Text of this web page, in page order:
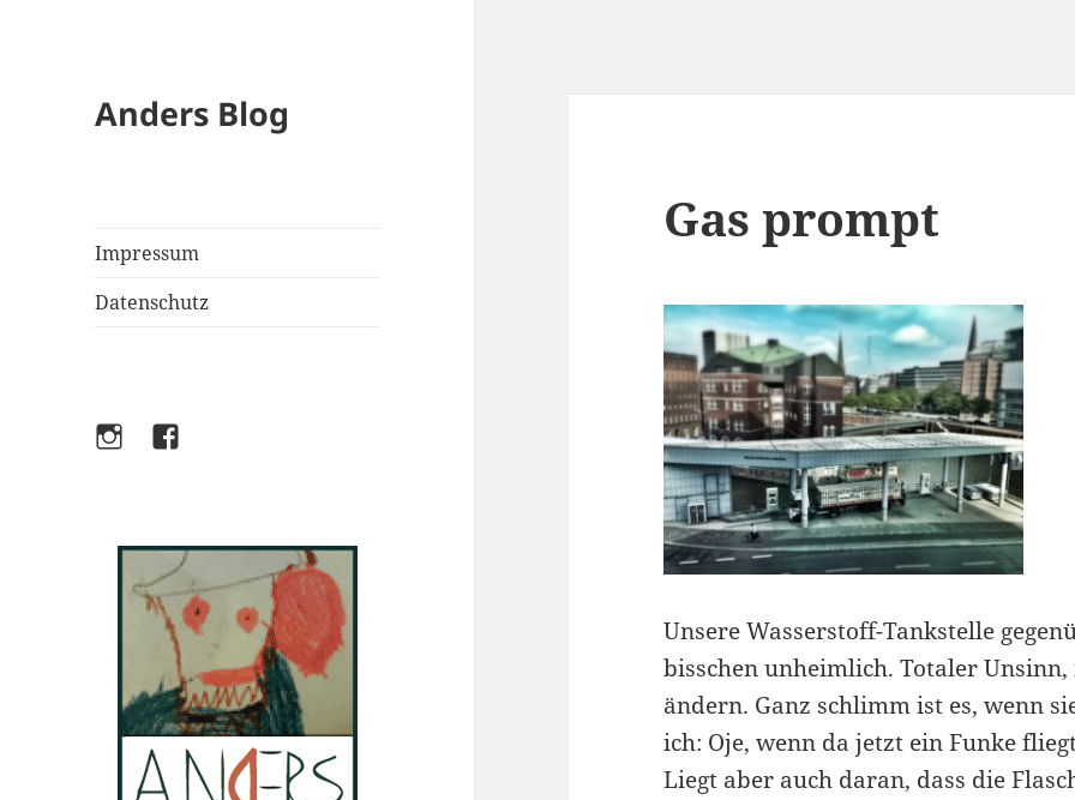
Anders Blog
Impressum
Datenschutz
InstagramFacebook
Gas prompt
Unsere Wasserstoff-Tankstelle
bisschen unheimlich. Totaler
ändern. Ganz schlimm ist es, wenn
ich: Oje, wenn da jetzt ein Funke
Liegt aber auch daran, dass die